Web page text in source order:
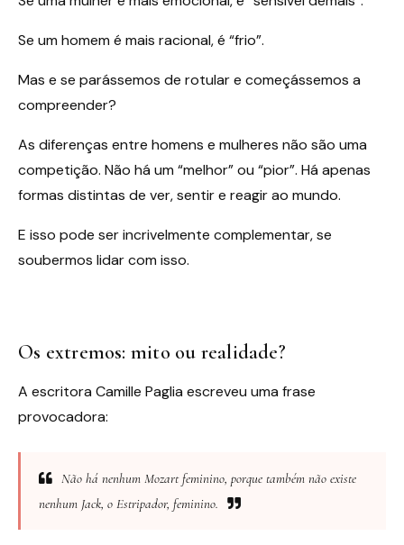
Se um homem é mais racional, é “frio”.
Mas e se parássemos de rotular e começássemos a
compreender?
As diferenças entre homens e mulheres não são uma
competição. Não há um “melhor” ou “pior”. Há apenas
formas distintas de ver, sentir e reagir ao mundo.
E isso pode ser incrivelmente complementar, se
soubermos lidar com isso.
Os extremos: mito ou realidade?
A escritora Camille Paglia escreveu uma frase
provocadora:
Não há nenhum Mozart feminino, porque também não existe
nenhum Jack, o Estripador, feminino.